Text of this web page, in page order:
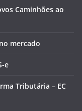
Caminhões ao
mercado
e
Tributária – EC